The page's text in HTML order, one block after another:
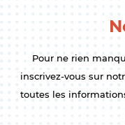
Pour ne rien
inscrivez-vous sur
toutes les